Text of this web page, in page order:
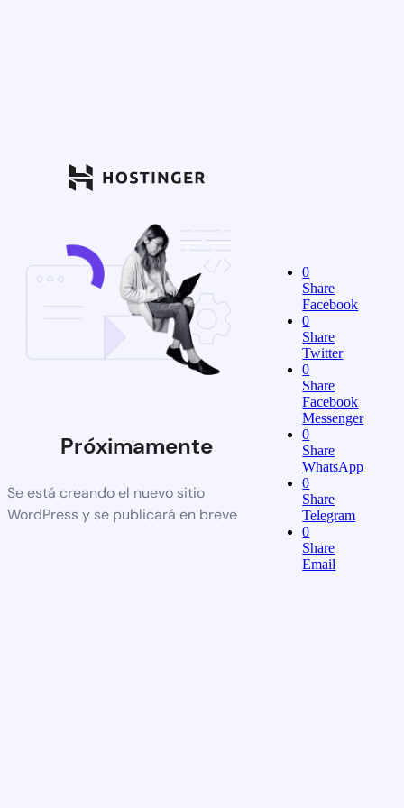
Próximamente
Se está creando el nuevo sitio
WordPress y se publicará en breve
0
Share
Facebook
0
Share
Twitter
0
Share
Facebook
Messenger
0
Share
WhatsApp
0
Share
Telegram
0
Share
Email